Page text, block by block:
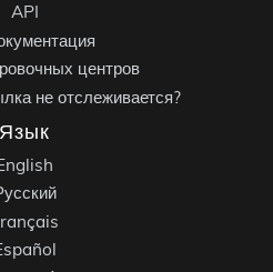
API
центров
не отслеживается?
Язык